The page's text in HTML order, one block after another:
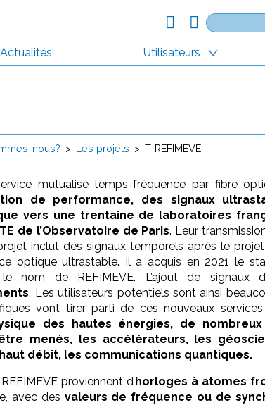
Actualités Utilisateurs
nous? > Les projets > T-REFIMEVE
mutualisé temps-fréquence par fibre
de performance, des signaux
vers une trentaine de laboratoires
de l’Observatoire de Paris. Leur
inclut des signaux temporels après le projet
optique ultrastable. Il a acquis en 2021 le
le nom de REFIMEVE. L’ajout de
. Les utilisateurs potentiels sont ainsi
vont tirer parti de ces nouveaux
des hautes énergies, de
menés, les accélérateurs, les
débit, les communications quantiques.
proviennent d’horloges à atomes
avec des valeurs de fréquence ou de